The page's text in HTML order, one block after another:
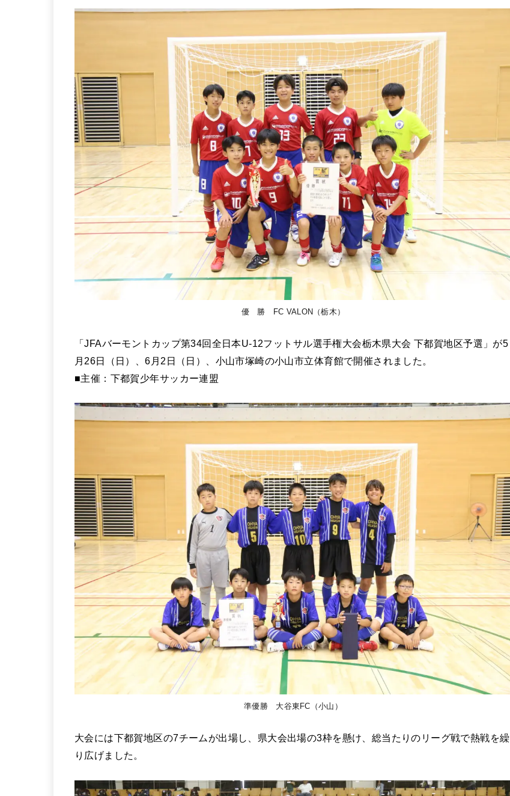
優 勝 FC VALON（栃木）
「JFAバーモントカップ第34回全日本U-12フットサル選手権大会栃木県大会 下都賀地区予選」が5
月26日（日）、6月2日（日）、小山市塚崎の小山市立体育館で開催されました。
■主催：下都賀少年サッカー連盟
準優勝 大谷東FC（小山）
大会には下都賀地区の7チームが出場し、県大会出場の3枠を懸け、総当たりのリーグ戦で熱戦を繰
り広げました。